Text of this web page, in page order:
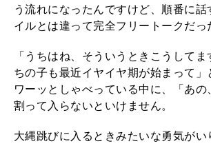
う流れになったんですけど、順番に話
イルとは違って完全フリートークだっ
「うちはね、そういうときこうしてま
ちの子も最近イヤイヤ期が始まって」
ワーッとしゃべっている中に、「あの
割って入らないといけません。
大縄跳びに入るときみたいな勇気がい